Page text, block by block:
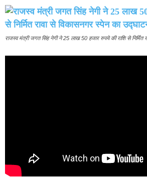
राजस्व मंत्री जगत सिंह नेगी ने 25 लाख 50 हजार रुपये की राशि से निर्मित